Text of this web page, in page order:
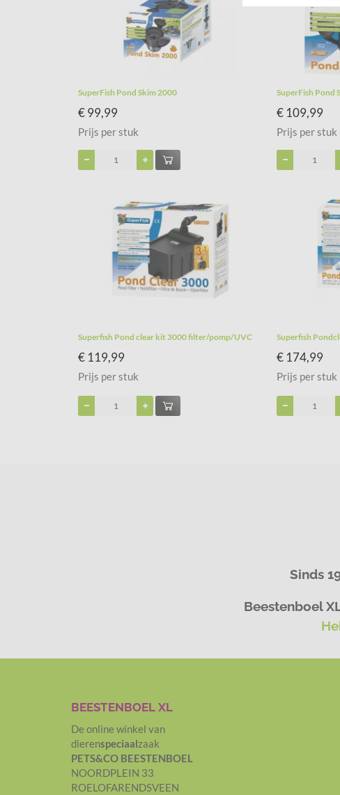
SuperFish Pond Skim 2000
€ 99,99
Prijs per stuk
SuperFish Pond
€ 109,99
Prijs per stuk
Superfish Pond clear kit 3000 filter/pomp/UVC
€ 119,99
Prijs per stuk
Superfish
€ 174,99
Prijs per stuk
Sinds
Beestenboel
BEESTENBOEL XL
De online winkel van
dierenspeciaalzaak
PETS&CO BEESTENBOEL
NOORDPLEIN 33
ROELOFARENDSVEEN